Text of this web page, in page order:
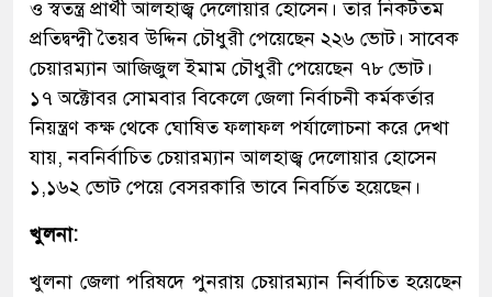
ও স্বতন্ত্র প্রার্থী আলহাজ্ব দেলোয়ার হোসেন। তার নিকটতম
প্রতিদ্বন্দ্বী তৈয়ব উদ্দিন চৌধুরী পেয়েছেন ২২৬ ভোট। সাবেক
চেয়ারম্যান আজিজুল ইমাম চৌধুরী পেয়েছেন ৭৮ ভোট।
১৭ অক্টোবর সোমবার বিকেলে জেলা নির্বাচনী কর্মকর্তার
নিয়ন্ত্রণ কক্ষ থেকে ঘোষিত ফলাফল পর্যালোচনা করে দেখা
যায়, নবনির্বাচিত চেয়ারম্যান আলহাজ্ব দেলোয়ার হোসেন
১,১৬২ ভোট পেয়ে বেসরকারি ভাবে নিবর্চিত হয়েছেন।
খুলনা:
খুলনা জেলা পরিষদে পুনরায় চেয়ারম্যান নির্বাচিত হয়েছেন